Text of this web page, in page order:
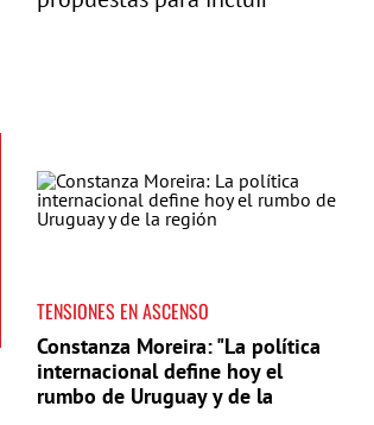
TENSIONES EN ASCENSO
Constanza Moreira: "La política
internacional define hoy el
rumbo de Uruguay y de la